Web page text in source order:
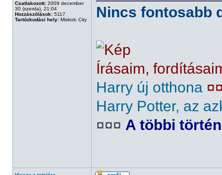
Csatlakozott: 2009 december
30 (szerda), 21:04
Hozzászólások: 5117
Tartózkodási hely: Miskolc City
Nincs fontosabb
Írásaim,
Harry új otthona
Harry Potter, az
¤¤¤ A többi